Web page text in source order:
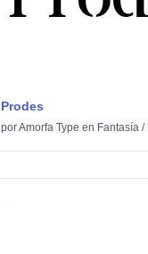
Prodes
porAmorfa Type en Fantasía/